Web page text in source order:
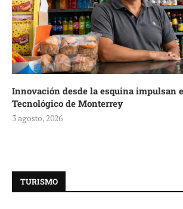
Innovación desde la esquina impulsan
Tecnológico de Monterrey
3 agosto, 2026
TURISMO